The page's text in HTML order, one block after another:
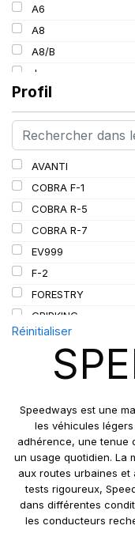
30
34
36
A6
A8
A8/B
J
L
PR
Profil
AVANTI
COBRA F-1
COBRA R-5
COBRA R-7
EV999
F-2
FORESTRY
GRIPKING
GRIPKING HD
GRIPKING R-1
LIFT KING
PK 303
PK 319
POWERGRIP
POWER GRIP G-2
POWER LUG (R-4)
Réinitialiser
Speedways est une
les véhicules
adhérence, une tenue
un usage quotidien. La
aux routes urbaines et
tests rigoureux,
dans différentes
les conducteurs